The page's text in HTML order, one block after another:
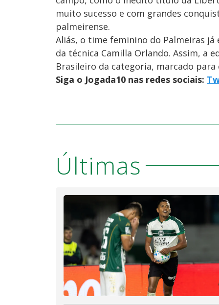
muito sucesso e com grandes
palmeirense.
Aliás, o time feminino do Palmeiras
da técnica Camilla Orlando. Assim, a
Brasileiro da categoria, marcado para
Siga o Jogada10 nas redes sociais:
Últimas